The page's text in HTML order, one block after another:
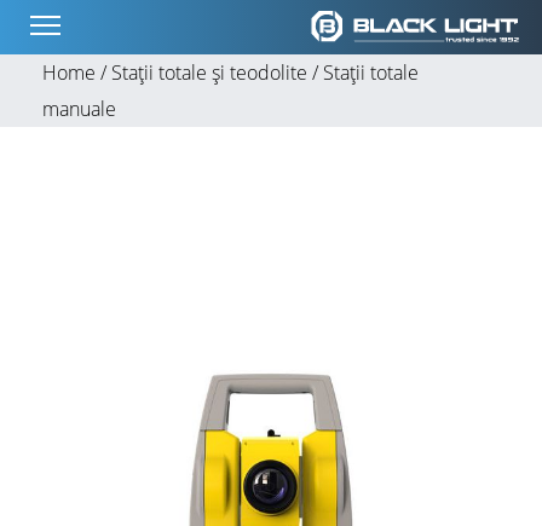
Home /Stații totale și teodolite /Stații totale
manuale